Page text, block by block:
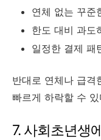
연체 없는 꾸준
한도 대비 과도
일정한 결제 패
반대로 연체나 급격
빠르게 하락할 수 있
7. 사회초년생